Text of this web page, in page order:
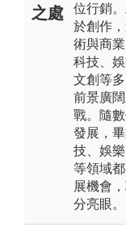
之處
位行銷
於創作
術與商
科技、
文創等
前景廣
戰。隨
發展，
技、娛
等領域
展機會
分亮眼。